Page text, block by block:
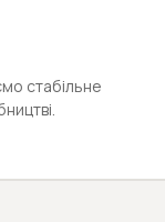
стабільне